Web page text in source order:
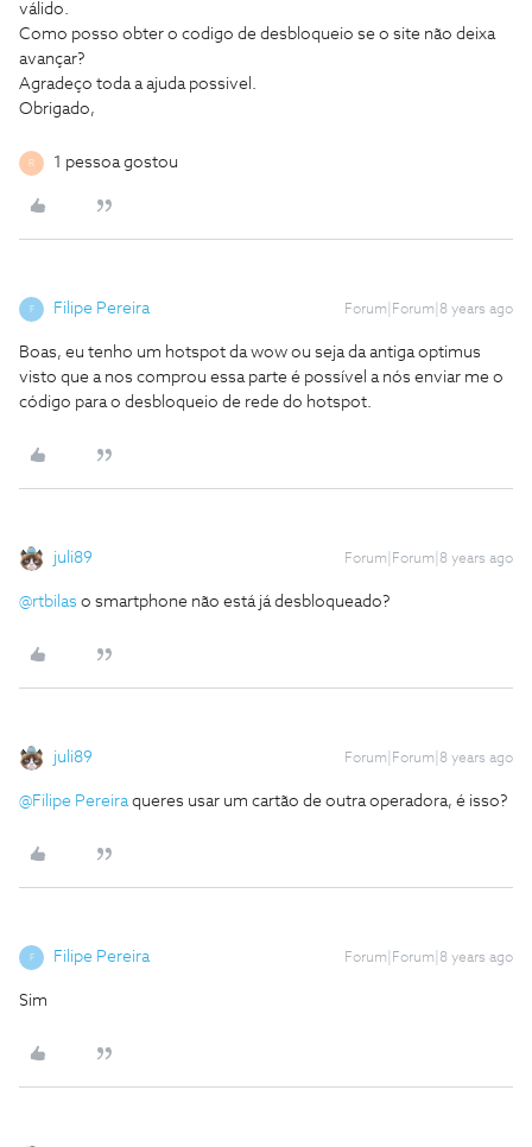
válido.
Como posso obter o codigo de desbloqueio se o site não deixa
avançar?
Agradeço toda a ajuda possivel.
Obrigado,
R 1 pessoa gostou
F Filipe Pereira Forum|Forum|8 years ago
Boas, eu tenho um hotspot da wow ou seja da antiga optimus
visto que a nos comprou essa parte é possível a nós enviar me o
código para o desbloqueio de rede do hotspot.
juli89 Forum|Forum|8 years ago
@rtbilas o smartphone não está já desbloqueado?
juli89 Forum|Forum|8 years ago
@Filipe Pereiraqueres usar um cartão de outra operadora, é isso?
F Filipe Pereira Forum|Forum|8 years ago
Sim